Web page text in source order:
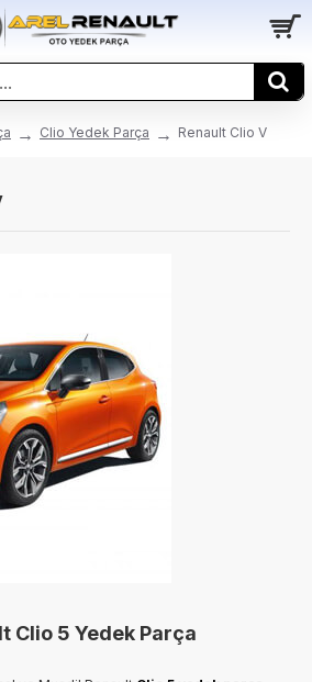
Clio Yedek Parça Renault Clio V
Clio 5 Yedek Parça